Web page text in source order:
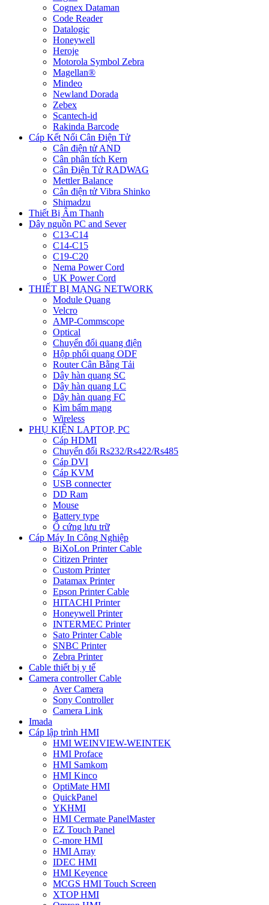
Cognex Dataman
Code Reader
Datalogic
Honeywell
Heroje
Motorola Symbol Zebra
Magellan®
Mindeo
Newland Dorada
Zebex
Scantech-id
Rakinda Barcode
Cáp Kết Nối Cân Điện Tử
Cân điện tử AND
Cân phân tích Kern
Cân Điện Tử RADWAG
Mettler Balance
Cân điện tử Vibra Shinko
Shimadzu
Thiết Bị Âm Thanh
Dây nguồn PC and Sever
C13-C14
C14-C15
C19-C20
Nema Power Cord
UK Power Cord
THIẾT BỊ MẠNG NETWORK
Module Quang
Velcro
AMP-Commscope
Optical
Chuyển đổi quang điện
Hộp phối quang ODF
Router Cân Bằng Tải
Dây hàn quang SC
Dây hàn quang LC
Dây hàn quang FC
Kìm bấm mạng
Wireless
PHỤ KIỆN LAPTOP, PC
Cáp HDMI
Chuyển đổi Rs232/Rs422/Rs485
Cáp DVI
Cáp KVM
USB connecter
DD Ram
Mouse
Battery type
Ổ cứng lưu trữ
Cáp Máy In Công Nghiệp
BiXoLon Printer Cable
Citizen Printer
Custom Printer
Datamax Printer
Epson Printer Cable
HITACHI Printer
Honeywell Printer
INTERMEC Printer
Sato Printer Cable
SNBC Printer
Zebra Printer
Cable thiết bị y tế
Camera controller Cable
Aver Camera
Sony Controller
Camera Link
Imada
Cáp lập trình HMI
HMI WEINVIEW-WEINTEK
HMI Proface
HMI Samkom
HMI Kinco
OptiMate HMI
QuickPanel
YKHMI
HMI Cermate PanelMaster
EZ Touch Panel
C-more HMI
HMI Array
IDEC HMI
HMI Keyence
MCGS HMI Touch Screen
XTOP HMI